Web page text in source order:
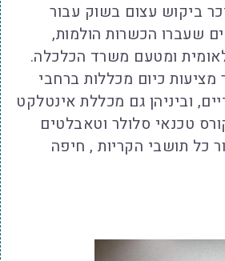
ביקוש עצום בשוק עבור
שעברו הכשרות הולמות,
ומטעם משרד הכלכלה.
מציעות כיום מכללות ברחבי
וביניהן גם מכללת אינטלקט
טכנאי סלולר וטאבלטים
כל תושבי הקריות , חיפה